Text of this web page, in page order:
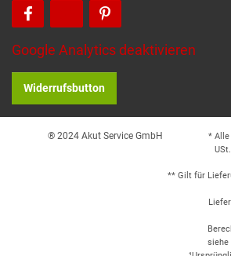
Google Analytics deaktivieren
Widerrufsbutton
® 2024 Akut Service GmbH
* Alle
** Gilt für
siehe